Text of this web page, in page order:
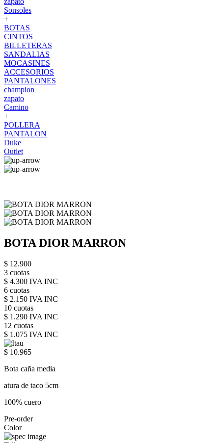
Sonsoles
+
BOTAS
CINTOS
BILLETERAS
SANDALIAS
MOCASINES
ACCESORIOS
PANTALONES
champion
zapato
Camino
+
POLLERA
PANTALON
Duke
Outlet
BOTA DIOR MARRON
$ 12.900
3 cuotas
$ 4.300 IVA INC
6 cuotas
$ 2.150 IVA INC
10 cuotas
$ 1.290 IVA INC
12 cuotas
$ 1.075 IVA INC
$ 10.965
Bota caña media
atura de taco 5cm
100% cuero
Pre-order
Color